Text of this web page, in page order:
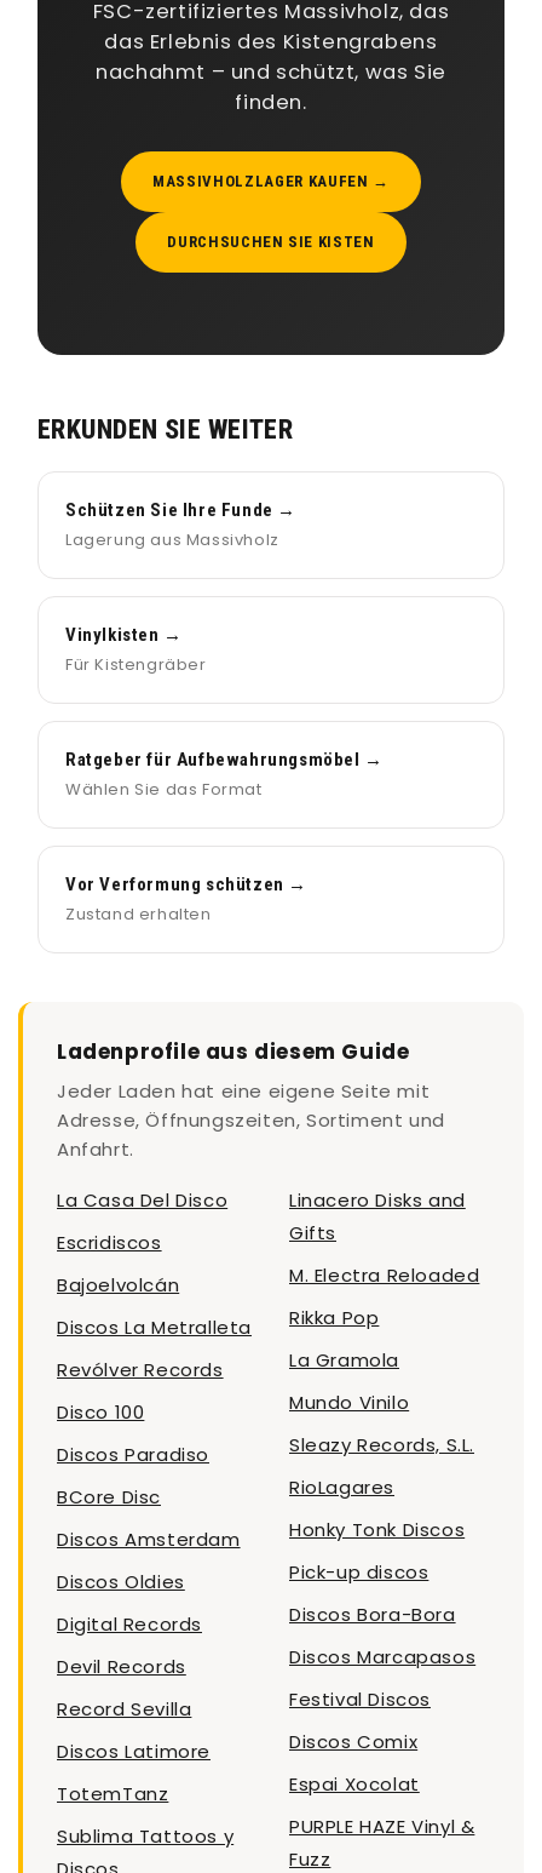
FSC-zertifiziertes Massivholz, das
das Erlebnis des Kistengrabens
nachahmt – und schützt, was Sie
finden.
MASSIVHOLZLAGER KAUFEN →
DURCHSUCHEN SIE KISTEN
ERKUNDEN SIE WEITER
Schützen Sie Ihre Funde →
Lagerung aus Massivholz
Vinylkisten →
Für Kistengräber
Ratgeber für Aufbewahrungsmöbel →
Wählen Sie das Format
Vor Verformung schützen →
Zustand erhalten
Ladenprofile aus diesem Guide
Jeder Laden hat eine eigene Seite mit
Adresse, Öffnungszeiten, Sortiment und
Anfahrt.
La Casa Del Disco
Escridiscos
Bajoelvolcán
Discos La Metralleta
Revólver Records
Disco 100
Discos Paradiso
BCore Disc
Discos Amsterdam
Discos Oldies
Digital Records
Devil Records
Record Sevilla
Discos Latimore
TotemTanz
Sublima Tattoos y
Linacero Disks and
Gifts
M. Electra Reloaded
Rikka Pop
La Gramola
Mundo Vinilo
Sleazy Records, S.L.
RioLagares
Honky Tonk Discos
Pick-up discos
Discos Bora-Bora
Discos Marcapasos
Festival Discos
Discos Comix
Espai Xocolat
PURPLE HAZE Vinyl &
Fuzz